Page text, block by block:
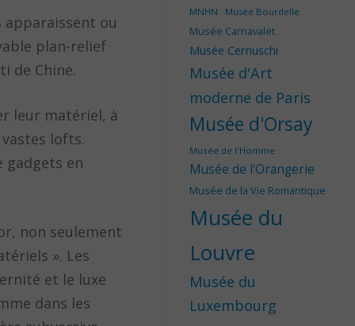
apparaissent ou
plan-relief
de Chine.
leur matériel, à
lofts.
gadgets en
non seulement
». Les
et le luxe
dans les
MNHN Musée Bourdelle
Musée Carnavalet
Musée Cernuschi
Musée d'Art
moderne de Paris
Musée d'Orsay
Musée de l'Homme
Musée de l'Orangerie
Musée de la Vie Romantique
Musée du
Louvre
Musée du
Luxembourg